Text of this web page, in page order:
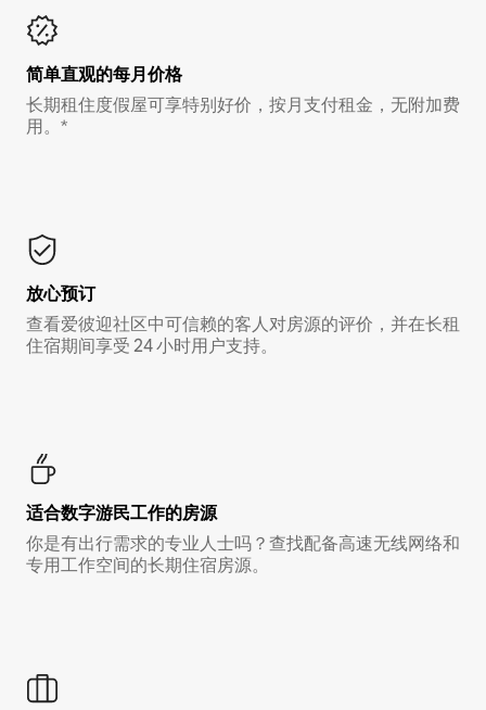
简单直观的每月价格
长期租住度假屋可享特别好价，按月支付租金，无附加费
用。*
放心预订
查看爱彼迎社区中可信赖的客人对房源的评价，并在长租
住宿期间享受 24 小时用户支持。
适合数字游民工作的房源
你是有出行需求的专业人士吗？查找配备高速无线网络和
专用工作空间的长期住宿房源。